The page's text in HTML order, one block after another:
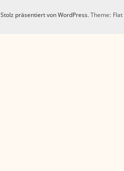
Stolz präsentiert von WordPress. Theme: Flat